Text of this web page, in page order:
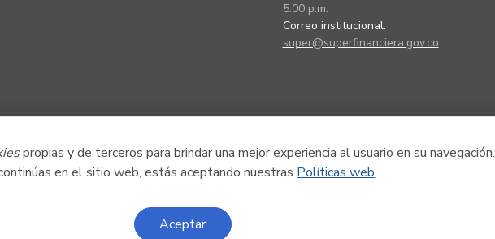
propias y de terceros para brindar una mejor experiencia al usuario en su navegación.
en el sitio web, estás aceptando nuestras Políticas web.
Aceptar
5:00 p.m.
Correo institucional:
super@superfinanciera.gov.co